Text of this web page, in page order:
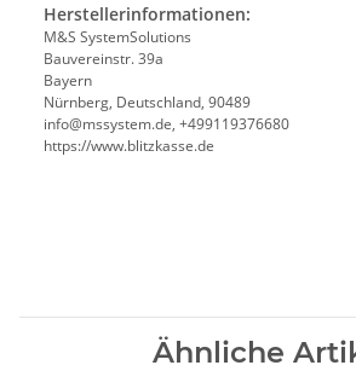
Herstellerinformationen:
M&S SystemSolutions
Bauvereinstr. 39a
Bayern
Nürnberg, Deutschland, 90489
info@mssystem.de, +499119376680
https://www.blitzkasse.de
Ähnliche